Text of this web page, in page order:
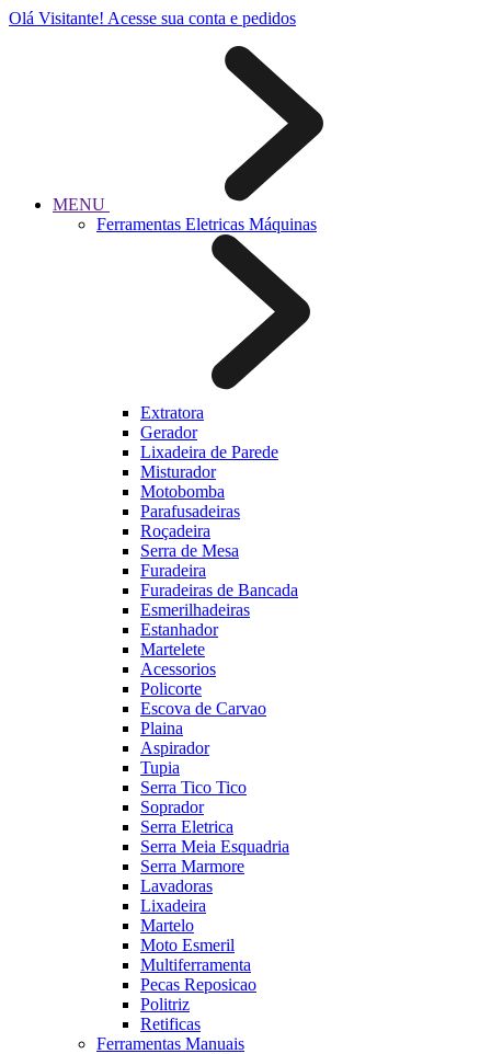
Olá Visitante! Acesse sua conta e pedidos
MENU
Ferramentas Eletricas Máquinas
Extratora
Gerador
Lixadeira de Parede
Misturador
Motobomba
Parafusadeiras
Roçadeira
Serra de Mesa
Furadeira
Furadeiras de Bancada
Esmerilhadeiras
Estanhador
Martelete
Acessorios
Policorte
Escova de Carvao
Plaina
Aspirador
Tupia
Serra Tico Tico
Soprador
Serra Eletrica
Serra Meia Esquadria
Serra Marmore
Lavadoras
Lixadeira
Martelo
Moto Esmeril
Multiferramenta
Pecas Reposicao
Politriz
Retificas
Ferramentas Manuais